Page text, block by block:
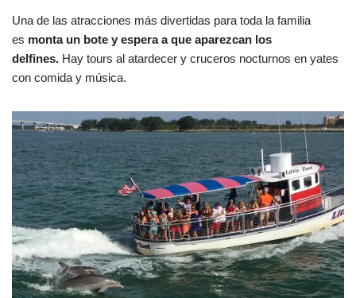
Una de las atracciones más divertidas para toda la familia
es monta un bote y espera a que aparezcan los
delfines. Hay tours al atardecer y cruceros nocturnos en yates
con comida y música.